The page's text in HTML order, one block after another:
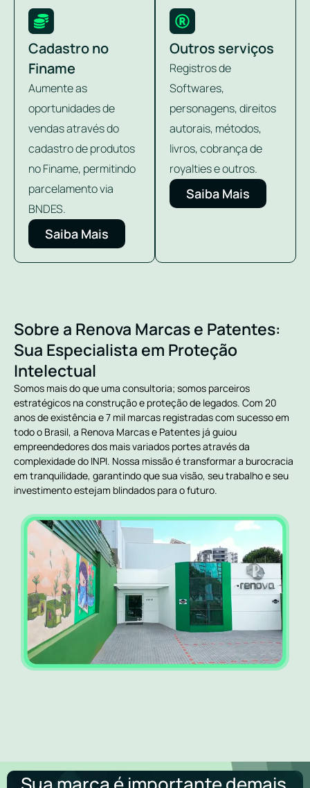
Cadastro no
Finame
Aumente as
oportunidades de
vendas através do
cadastro de produtos
no Finame, permitindo
parcelamento via
BNDES.
Saiba Mais
Outros serviços
Registros de
Softwares,
personagens, direitos
autorais, métodos,
livros, cobrança de
royalties e outros.
Saiba Mais
Sobre a Renova Marcas e Patentes:
Sua Especialista em Proteção
Intelectual
Somos mais do que uma consultoria; somos parceiros
estratégicos na construção e proteção de legados. Com 20
anos de existência e 7 mil marcas registradas com sucesso em
todo o Brasil, a Renova Marcas e Patentes já guiou
empreendedores dos mais variados portes através da
complexidade do INPI. Nossa missão é transformar a burocracia
em tranquilidade, garantindo que sua visão, seu trabalho e seu
investimento estejam blindados para o futuro.